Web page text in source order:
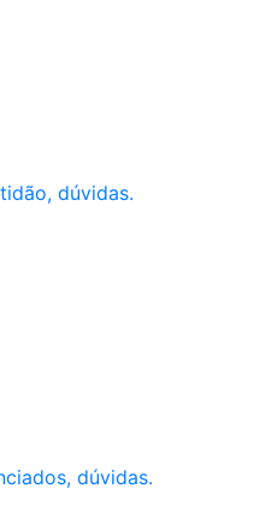
dúvidas.
dúvidas.